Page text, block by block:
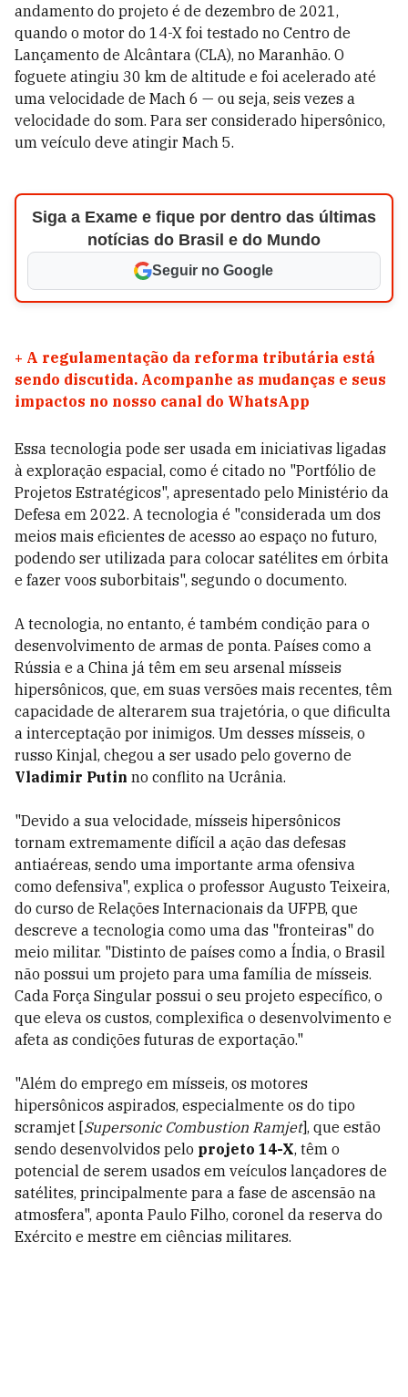
andamento do projeto é de dezembro de 2021,
quando o motor do 14-X foi testado no Centro de
Lançamento de Alcântara (CLA), no Maranhão. O
foguete atingiu 30 km de altitude e foi acelerado até
uma velocidade de Mach 6 — ou seja, seis vezes a
velocidade do som. Para ser considerado hipersônico,
um veículo deve atingir Mach 5.
Siga a Exame e fique por dentro das últimas
notícias do Brasil e do Mundo
Seguir no Google
+ A regulamentação da reforma tributária está
sendo discutida. Acompanhe as mudanças e seus
impactos no nosso canal do WhatsApp
Essa tecnologia pode ser usada em iniciativas ligadas
à exploração espacial, como é citado no "Portfólio de
Projetos Estratégicos", apresentado pelo Ministério da
Defesa em 2022. A tecnologia é "considerada um dos
meios mais eficientes de acesso ao espaço no futuro,
podendo ser utilizada para colocar satélites em órbita
e fazer voos suborbitais", segundo o documento.
A tecnologia, no entanto, é também condição para o
desenvolvimento de armas de ponta. Países como a
Rússia e a China já têm em seu arsenal mísseis
hipersônicos, que, em suas versões mais recentes, têm
capacidade de alterarem sua trajetória, o que dificulta
a interceptação por inimigos. Um desses mísseis, o
russo Kinjal, chegou a ser usado pelo governo de
Vladimir Putin no conflito na Ucrânia.
"Devido a sua velocidade, mísseis hipersônicos
tornam extremamente difícil a ação das defesas
antiaéreas, sendo uma importante arma ofensiva
como defensiva", explica o professor Augusto Teixeira,
do curso de Relações Internacionais da UFPB, que
descreve a tecnologia como uma das "fronteiras" do
meio militar. "Distinto de países como a Índia, o Brasil
não possui um projeto para uma família de mísseis.
Cada Força Singular possui o seu projeto específico, o
que eleva os custos, complexifica o desenvolvimento e
afeta as condições futuras de exportação."
"Além do emprego em mísseis, os motores
hipersônicos aspirados, especialmente os do tipo
scramjet [Supersonic Combustion Ramjet], que estão
sendo desenvolvidos pelo projeto 14-X, têm o
potencial de serem usados em veículos lançadores de
satélites, principalmente para a fase de ascensão na
atmosfera", aponta Paulo Filho, coronel da reserva do
Exército e mestre em ciências militares.